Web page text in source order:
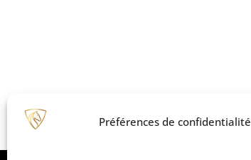
Préférences de confidentialité